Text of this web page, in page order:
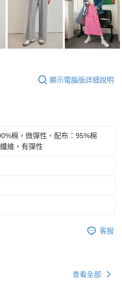
顯示電腦版詳細說明
棉，微彈性、配布：95%棉
維，有彈性
客服
查看全部